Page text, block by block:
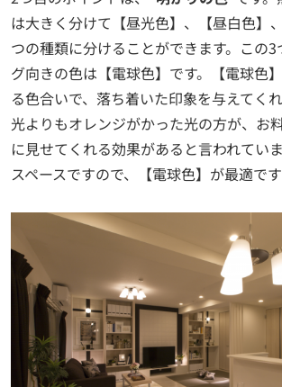
は大きく分けて【昼光色】、【昼白色】
つの種類に分けることができます。この
グ向きの色は【電球色】です。【電球色
る色合いで、落ち着いた印象を与えてく
光よりもオレンジがかった光の方が、お
に見せてくれる効果があると言われてい
スペースですので、【電球色】が最適です